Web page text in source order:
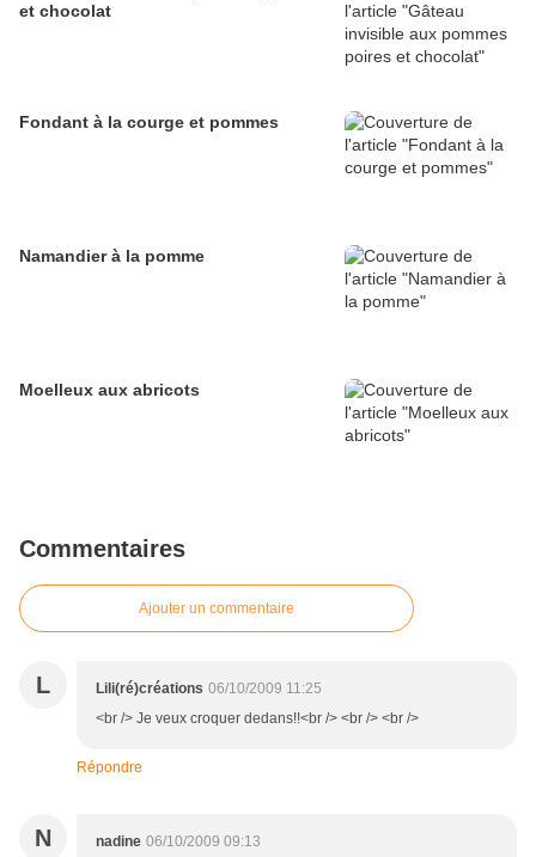
et chocolat
Fondant à la courge et pommes
Namandier à la pomme
Moelleux aux abricots
Commentaires
Ajouter un commentaire
L Lili(ré)créations 06/10/2009 11:25
<br /> Je veux croquer dedans!!<br /> <br /> <br />
Répondre
N nadine 06/10/2009 09:13